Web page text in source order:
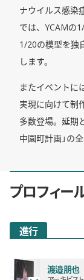
ナウイルス感染
では、YCAMの
1/20の模型を独
します。
またイベントに
実現に向けて制
多数登場。延期
中園町計画」の
プロフィー
進行
渡邉朋也